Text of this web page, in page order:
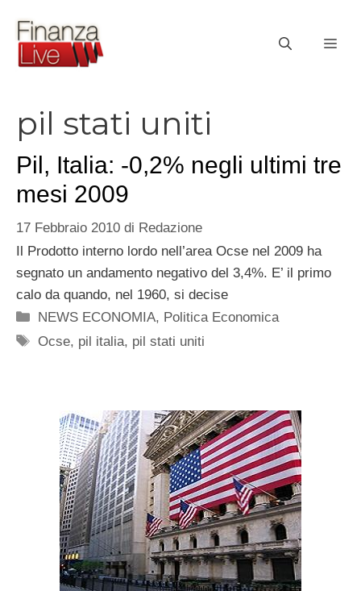
contenuto
pil stati uniti
Pil, Italia: -0,2% negli ultimi tre
mesi 2009
17 Febbraio 2010 di Redazione
Il Prodotto interno lordo nell’area Ocse nel 2009 ha
segnato un andamento negativo del 3,4%. E’ il primo
calo da quando, nel 1960, si decise
Categorie
NEWS ECONOMIA, Politica Economica
Tag
Ocse, pil italia, pil stati uniti